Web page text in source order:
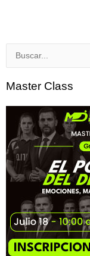
Buscar
Master Class